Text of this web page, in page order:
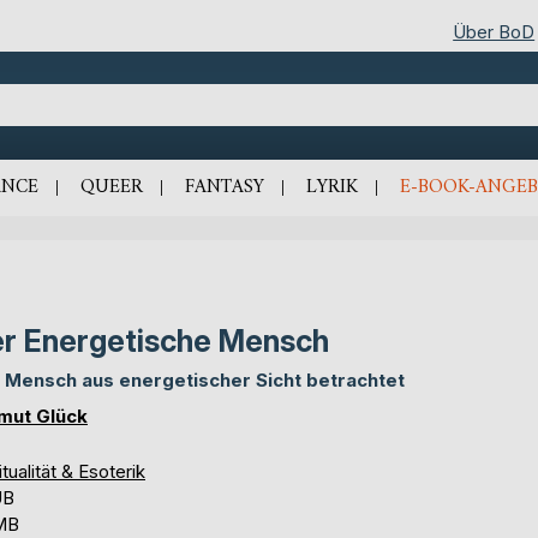
Über BoD
QUEER FANTASY LYRIK E-BOOK-
Energetische Mensch
Mensch aus energetischer Sicht betrachtet
Glück
& Esoterik